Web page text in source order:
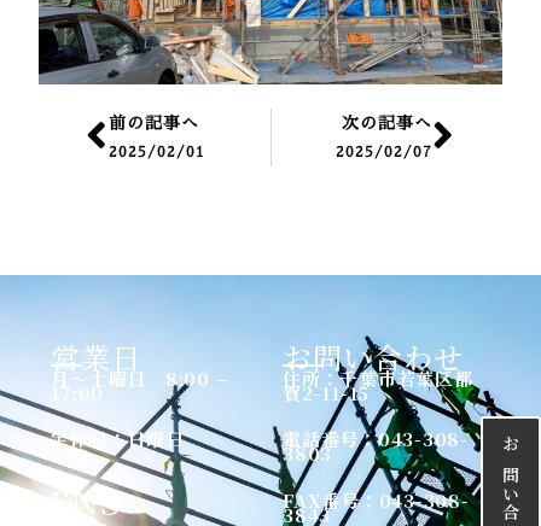
Prev
前の記事へ
2025/02/01
次の記事へ
2025/02/07
営業日
月〜土曜日 8:00 –
17:00
定休日：日曜日
SNS
お問い合わせ
住所：千葉市若葉区都
賀2-11-15
電話番号：043-308-
3803
FAX番号：043-308-
3843